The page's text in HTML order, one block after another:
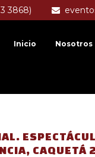
3868)
Inicio Nosotros
CAQUETÁ